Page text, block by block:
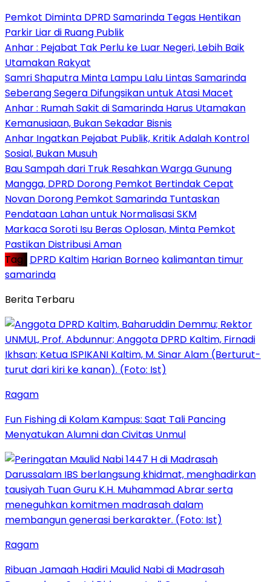
Pemkot Diminta DPRD Samarinda Tegas Hentikan
Parkir Liar di Ruang Publik
Anhar : Pejabat Tak Perlu ke Luar Negeri, Lebih Baik
Utamakan Rakyat
Samri Shaputra Minta Lampu Lalu Lintas Samarinda
Seberang Segera Difungsikan untuk Atasi Macet
Anhar : Rumah Sakit di Samarinda Harus Utamakan
Kemanusiaan, Bukan Sekadar Bisnis
Anhar Ingatkan Pejabat Publik, Kritik Adalah Kontrol
Sosial, Bukan Musuh
Bau Sampah dari Truk Resahkan Warga Gunung
Mangga, DPRD Dorong Pemkot Bertindak Cepat
Novan Dorong Pemkot Samarinda Tuntaskan
Pendataan Lahan untuk Normalisasi SKM
Markaca Soroti Isu Beras Oplosan, Minta Pemkot
Pastikan Distribusi Aman
Tag : DPRD Kaltim Harian Borneo kalimantan timur
samarinda
Berita Terbaru
Ragam
Fun Fishing di Kolam Kampus: Saat Tali Pancing
Menyatukan Alumni dan Civitas Unmul
Ragam
Ribuan Jamaah Hadiri Maulid Nabi di Madrasah